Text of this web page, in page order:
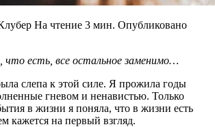
На чтение 3 мин. Опубликовано
есть, все остальное заменимо…
слепа к этой силе. Я прожила годы
гневом и ненавистью. Только
в жизни я поняла, что в жизни есть
кажется на первый взгляд.